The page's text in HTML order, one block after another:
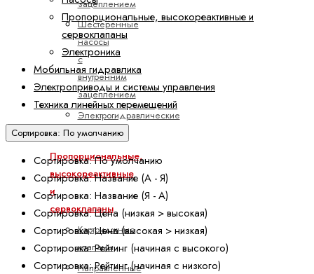
зацеплением
Шестеренные
насосы
с
внутренним
зацеплением
Электрогидравлические
насосы
Пропорциональные,
высокореактивные
и
сервоклапаны
Картриджные
клапаны
Направленные
Пропорциональные, высокореактивные и
сервоклапаны
Электроника
Мобильная гидравлика
Электроприводы и системы управления
Техника линейных перемещений
Сортировка: По умолчанию
Сортировка: По умолчанию
Сортировка: Название (А - Я)
Сортировка: Название (Я - А)
Сортировка: Цена (низкая > высокая)
Сортировка: Цена (высокая > низкая)
Сортировка: Рейтинг (начиная с высокого)
Сортировка: Рейтинг (начиная с низкого)